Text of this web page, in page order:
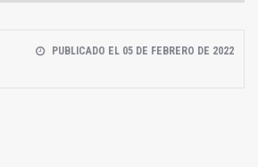
PUBLICADO EL 05 DE FEBRERO DE 2022